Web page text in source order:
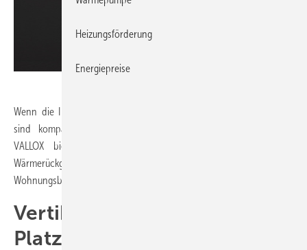
Wenn die Immobilienpreise steigen und jeder Quadratmeter zählt,
sind kompakte und trotzdem leistungsstarke Lösungen gefragt.
VALLOX bietet mit
Wärmerückgewinnung für gewerbliche Gebäude, Büros und den
Wohnungsbau im Luftleistungsbereich von 540 bis 3.500 m
Vertikale Anschlüsse sparen
Platz
Heizungsförderung
Energiepreise